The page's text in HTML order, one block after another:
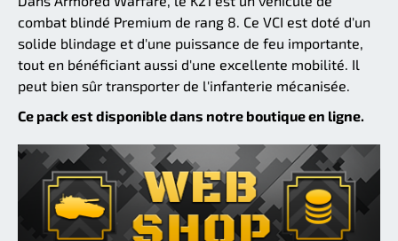
combat blindé Premium de rang 8. Ce VCI est doté d'un
solide blindage et d'une puissance de feu importante,
tout en bénéficiant aussi d'une excellente mobilité. Il
peut bien sûr transporter de l'infanterie mécanisée.
Ce pack est disponible dans notre boutique en ligne.